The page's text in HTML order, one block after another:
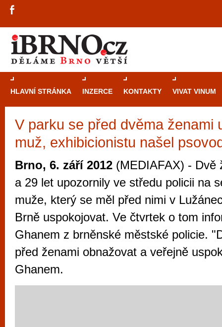
HLAVNÍ STRÁNKA INZERCE KONTAKTY VIVAT VINUM
V parku se před dvěma ženami
muž, exhibicionistu našel
Brno, 6. září 2012 (MEDIAFAX) - Dvě
a 29 let upozornily ve středu policii na
muže, který se měl před nimi v
Brně uspokojovat. Ve čtvrtek o tom
Ghanem z brněnské městské policie.
před ženami obnažovat a veřejně
Ghanem.
Průvodce
Brně: Od
Brno je
zajímavé
restaurace,
Mimo jiné je ale také místem, kde si
vyzkoušet různé kasinové hry. V
metropoli naleznete širokou nabídku her
po moderní automaty jak pro pravidelné
příležitostné hráče. V...